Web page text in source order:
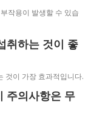
작용이 발생할 수 있습
취하는 것이 좋
것이 가장 효과적입니다.
주의사항은 무